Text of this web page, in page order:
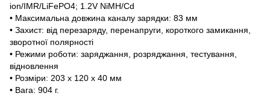
ion/IMR/LiFePO4; 1.2V NiMH/Cd
• Максимальна довжина каналу зарядки: 83 мм
• Захист: від перезаряду, перенапруги, короткого замикання,
зворотної полярності
• Режими роботи: заряджання, розряджання, тестування,
відновлення
• Розміри: 203 х 120 х 40 мм
• Вага: 904 г.